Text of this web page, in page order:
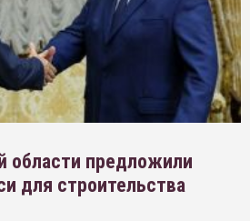
области предложили
для строительства